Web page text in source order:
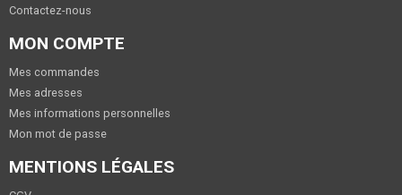
Contactez-nous
MON COMPTE
Mes commandes
Mes adresses
Mes informations personnelles
Mon mot de passe
MENTIONS LÉGALES